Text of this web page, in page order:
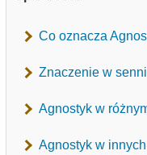
Co oznacza
Znaczenie w
Agnostyk w
Agnostyk w